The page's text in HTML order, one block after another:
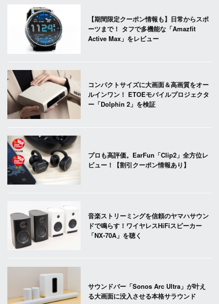
【期間限定クーポン情報も】日常からスポ
ーツまで！ タフで多機能な「Amazfit
Active Max」をレビュー
コンパクトサイズに大画面＆高画質をオー
ルインワン！ ETOEモバイルプロジェクタ
ー「Dolphin 2」を検証
プロも高評価。EarFun「Clip2」全方位レ
ビュー！【割引クーポン情報あり】
音楽ストリーミングを信頼のヤマハサウン
ドで鳴らす！ワイヤレスHiFiスピーカー
「NX-70A」を聴く
サウンドバー「Sonos Arc Ultra」が叶え
る大画面に没入させる本格サラウンド